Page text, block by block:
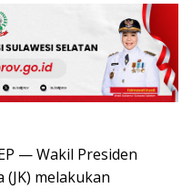
— Wakil Presiden
(JK) melakukan